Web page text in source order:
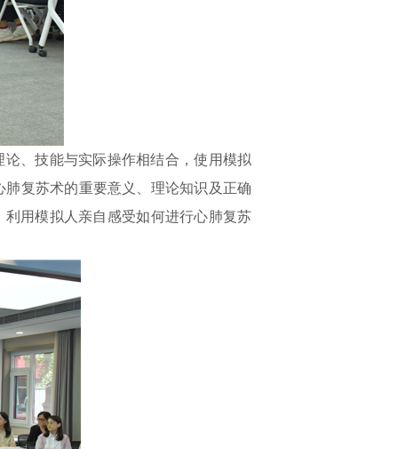
论、技能与实际操作相结合 ，使用模拟
肺复苏术的重要意义、理论知识 及正确
利用模拟人亲自感受如何进行心肺复苏